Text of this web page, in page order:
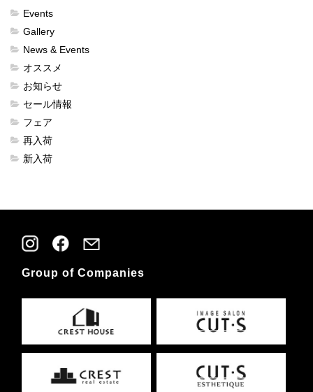
Events
Gallery
News & Events
オススメ
お知らせ
セール情報
フェア
再入荷
新入荷
Group of Companies